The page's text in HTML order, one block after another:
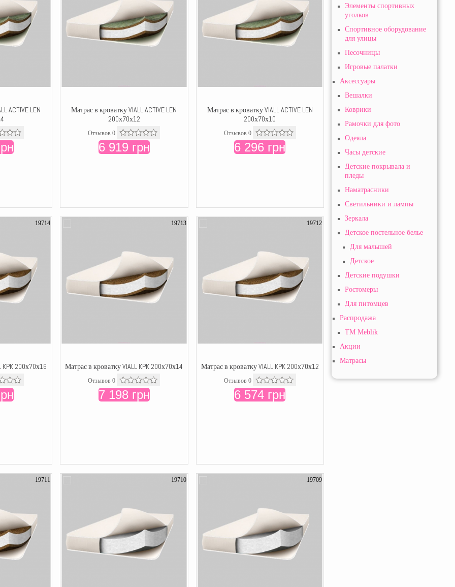
ACTIVE LEN
Матрас в кроватку VIALL ACTIVE LEN
200х70х12
Отзывов 0
6 919 грн
Матрас в кроватку VIALL ACTIVE LEN
200х70х10
Отзывов 0
6 296 грн
19714
200х70х16
19713
Матрас в кроватку VIALL KPK 200х70х14
Отзывов 0
7 198 грн
19712
Матрас в кроватку VIALL KPK 200х70х12
Отзывов 0
6 574 грн
19711 19710 19709
Элементы спортивных
уголков
Спортивное оборудование
для улицы
Песочницы
Игровые палатки
Аксессуары
Вешалки
Коврики
Рамочки для фото
Одеяла
Часы детские
Детские покрывала и
пледы
Наматрасники
Светильники и лампы
Зеркала
Детское постельное белье
Для малышей
Детское
Детские подушки
Ростомеры
Для питомцев
Распродажа
TM Meblik
Акции
Матрасы